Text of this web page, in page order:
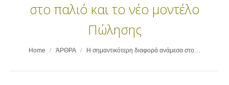
στο παλιό και το νέο μοντέλο
Πώλησης
You are here:
Home ΆΡΘΡΑ Η σημαντικότερη διαφορά ανάμεσα στο…